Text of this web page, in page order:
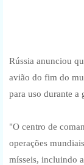
Rússia anunciou
avião do fim do
para uso durante a
"O centro de
operações
mísseis, incluindo